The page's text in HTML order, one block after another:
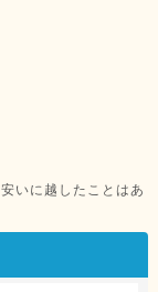
いに越したことはあ